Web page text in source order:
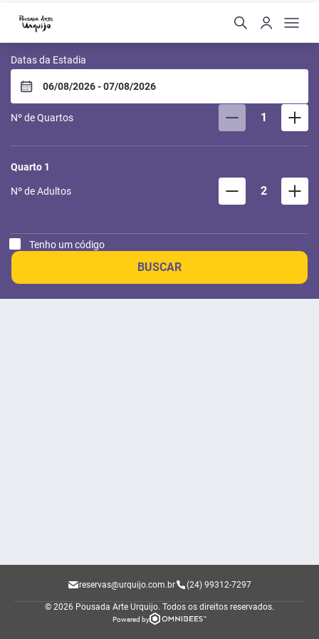
Pousada Arte Urquijo
Datas da Estadia
Nº de Quartos 1
Quarto 1
Nº de Adultos 2
Tenho um código
BUSCAR
reservas@urquijo.com.br (24) 99312-7297
© 2026 Pousada Arte Urquijo. Todos os direitos reservados.
Powered by